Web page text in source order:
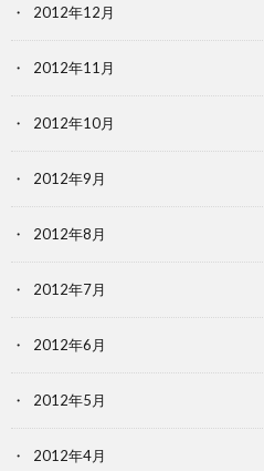
2012年12月
2012年11月
2012年10月
2012年9月
2012年8月
2012年7月
2012年6月
2012年5月
2012年4月